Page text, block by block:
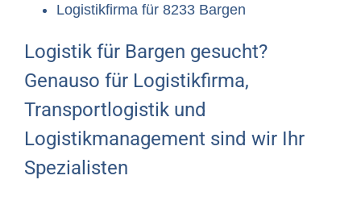
Logistikfirma für 8233 Bargen
Logistik für Bargen gesucht?
Genauso für Logistikfirma,
Transportlogistik und
Logistikmanagement sind wir Ihr
Spezialisten